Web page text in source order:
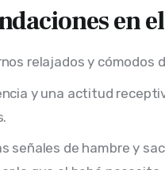
en
relajados y
y una actitud
señales de hambre y